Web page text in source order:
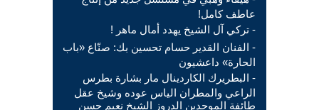
عاطف كامل!
- ​تركي آل الشيخ​ يهدد أمال ماهر !
- الفنان القدير حسام تحسين بك: صنّاع «باب
الحارة» داعشيون
- البطريرك الكاردينال مار بشارة بطرس
الراعي والمطران الياس عوده وشيخ عقل
طائفة الموحدين الدروز الشيخ نعيم حسن